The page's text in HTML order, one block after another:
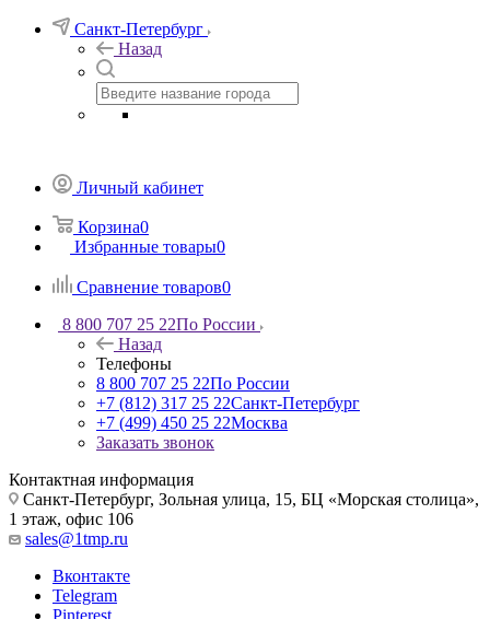
Санкт-Петербург
Назад
Личный кабинет
Корзина0
Избранные товары0
Сравнение товаров0
8 800 707 25 22По России
Назад
Телефоны
8 800 707 25 22По России
+7 (812) 317 25 22Санкт-Петербург
+7 (499) 450 25 22Москва
Заказать звонок
Контактная информация
Санкт-Петербург, Зольная улица, 15, БЦ «Морская столица»,
1 этаж, офис 106
sales@1tmp.ru
Вконтакте
Telegram
Pinterest